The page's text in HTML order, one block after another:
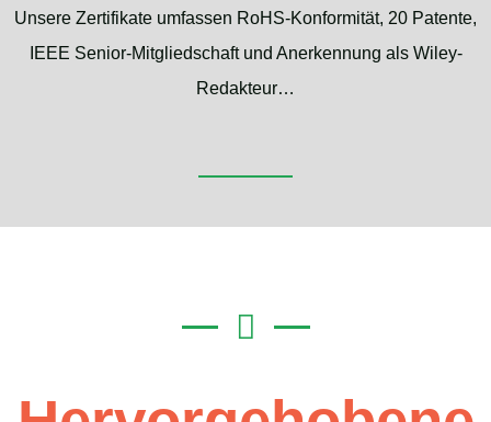
Unsere Zertifikate umfassen RoHS-Konformität, 20 Patente,
IEEE Senior-Mitgliedschaft und Anerkennung als Wiley-
Redakteur…